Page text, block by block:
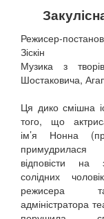
Режисер-
Зіскін
Музика з
Шостаковича,
Ця дико смішна
того, що
ім’я Нонна
відповісти на
солідних
режисера
адміністратора